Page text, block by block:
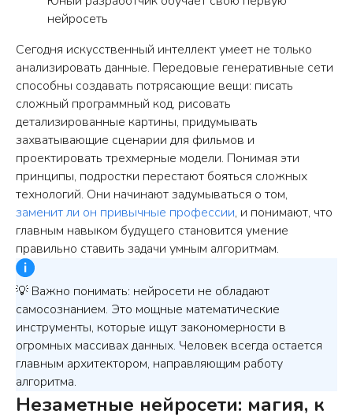
нейросеть
Сегодня искусственный интеллект умеет не только
анализировать данные. Передовые генеративные сети
способны создавать потрясающие вещи: писать
сложный программный код, рисовать
детализированные картины, придумывать
захватывающие сценарии для фильмов и
проектировать трехмерные модели. Понимая эти
принципы, подростки перестают бояться сложных
технологий. Они начинают задумываться о том,
заменит ли он привычные профессии, и понимают, что
главным навыком будущего становится умение
правильно ставить задачи умным алгоритмам.
💡 Важно понимать: нейросети не обладают
самосознанием. Это мощные математические
инструменты, которые ищут закономерности в
огромных массивах данных. Человек всегда остается
главным архитектором, направляющим работу
алгоритма.
Незаметные нейросети: магия, к